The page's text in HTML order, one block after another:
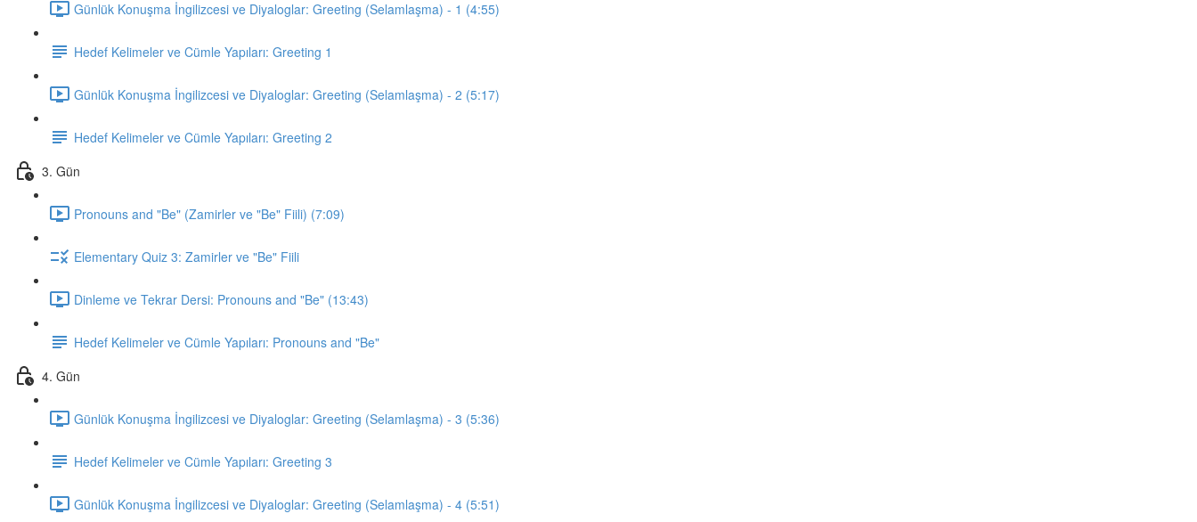
Günlük Konuşma İngilizcesi ve Diyaloglar: Greeting (Selamlaşma) - 1 (4:55)
Hedef Kelimeler ve Cümle Yapıları: Greeting 1
Günlük Konuşma İngilizcesi ve Diyaloglar: Greeting (Selamlaşma) - 2 (5:17)
Hedef Kelimeler ve Cümle Yapıları: Greeting 2
3. Gün
Pronouns and "Be" (Zamirler ve "Be" Fiili) (7:09)
Elementary Quiz 3: Zamirler ve "Be" Fiili
Dinleme ve Tekrar Dersi: Pronouns and "Be" (13:43)
Hedef Kelimeler ve Cümle Yapıları: Pronouns and "Be"
4. Gün
Günlük Konuşma İngilizcesi ve Diyaloglar: Greeting (Selamlaşma) - 3 (5:36)
Hedef Kelimeler ve Cümle Yapıları: Greeting 3
Günlük Konuşma İngilizcesi ve Diyaloglar: Greeting (Selamlaşma) - 4 (5:51)